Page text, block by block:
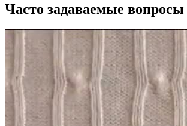
Часто задаваемые вопросы